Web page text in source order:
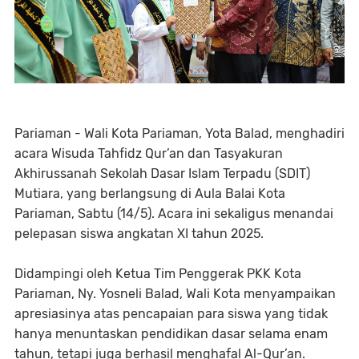
Pariaman - Wali Kota Pariaman, Yota Balad, menghadiri
acara Wisuda Tahfidz Qur’an dan Tasyakuran
Akhirussanah Sekolah Dasar Islam Terpadu (SDIT)
Mutiara, yang berlangsung di Aula Balai Kota
Pariaman, Sabtu (14/5). Acara ini sekaligus menandai
pelepasan siswa angkatan XI tahun 2025.
Didampingi oleh Ketua Tim Penggerak PKK Kota
Pariaman, Ny. Yosneli Balad, Wali Kota menyampaikan
apresiasinya atas pencapaian para siswa yang tidak
hanya menuntaskan pendidikan dasar selama enam
tahun, tetapi juga berhasil menghafal Al-Qur’an.